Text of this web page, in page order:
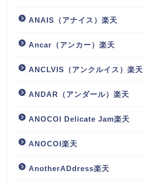
ANAIS（アナイス）楽天
Ancar（アンカー）楽天
ANCLVIS（アンクルイス）楽天
ANDAR（アンダール）楽天
ANOCOI Delicate Jam楽天
ANOCOI楽天
AnotherADdress楽天